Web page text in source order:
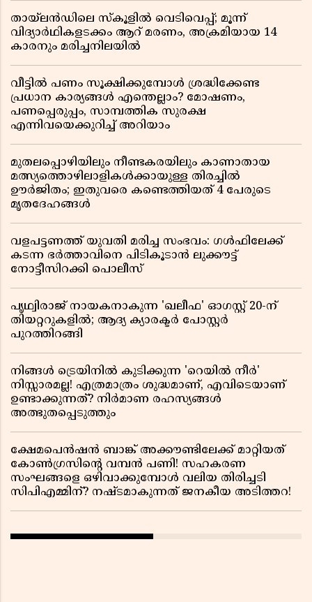
തായ്‌ലൻഡിലെ സ്‌കൂളിൽ വെടിവെപ്പ്; മൂന്ന്
വിദ്യാർഥികളടക്കം ആറ് മരണം, അക്രമിയായ 14
കാരനും മരിച്ചനിലയിൽ
വീട്ടിൽ പണം സൂക്ഷിക്കുമ്പോൾ ശ്രദ്ധിക്കേണ്ട
പ്രധാന കാര്യങ്ങൾ എന്തെല്ലാം? മോഷണം,
പണപ്പെരുപ്പം, സാമ്പത്തിക സുരക്ഷ
എന്നിവയെക്കുറിച്ച് അറിയാം
മുതലപ്പൊഴിയിലും നീണ്ടകരയിലും കാണാതായ
മത്സ്യത്തൊഴിലാളികൾക്കായുള്ള തിരച്ചിൽ
ഊർജിതം; ഇതുവരെ കണ്ടെത്തിയത് 4 പേരുടെ
മൃതദേഹങ്ങൾ
വളപട്ടണത്ത് യുവതി മരിച്ച സംഭവം: ഗൾഫിലേക്ക്
കടന്ന ഭർത്താവിനെ പിടികൂടാൻ ലുക്കൗട്ട്
നോട്ടീസിറക്കി പൊലീസ്
പൃഥ്വിരാജ് നായകനാകുന്ന 'ഖലീഫ' ഓഗസ്റ്റ് 20-ന്
തിയറ്ററുകളിൽ; ആദ്യ ക്യാരക്ടർ പോസ്റ്റർ
പുറത്തിറങ്ങി
നിങ്ങൾ ട്രെയിനിൽ കുടിക്കുന്ന 'റെയിൽ നീർ'
നിസ്സാരമല്ല! എത്രമാത്രം ശുദ്ധമാണ്, എവിടെയാണ്
ഉണ്ടാക്കുന്നത്? നിർമാണ രഹസ്യങ്ങൾ
അത്ഭുതപ്പെടുത്തും
ക്ഷേമപെൻഷൻ ബാങ്ക് അക്കൗണ്ടിലേക്ക് മാറ്റിയത്
കോൺഗ്രസിന്റെ വമ്പൻ പണി! സഹകരണ
സംഘങ്ങളെ ഒഴിവാക്കുമ്പോൾ വലിയ തിരിച്ചടി
സിപിഎമ്മിന്? നഷ്ടമാകുന്നത് ജനകീയ അടിത്തറ!